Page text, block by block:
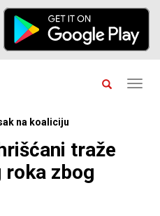
na koaliciju
traže
zbog